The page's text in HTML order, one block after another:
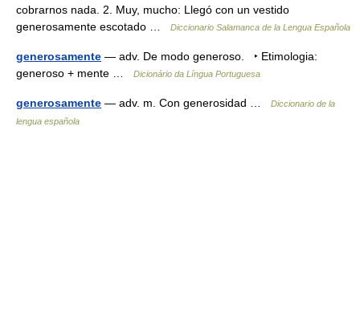
cobrarnos nada. 2. Muy, mucho: Llegó con un vestido
generosamente escotado …
Diccionario Salamanca de la Lengua Española
generosamente — adv. De modo generoso. ‣ Etimologia:
generoso + mente …
Dicionário da Língua Portuguesa
generosamente — adv. m. Con generosidad …
Diccionario de la
lengua española